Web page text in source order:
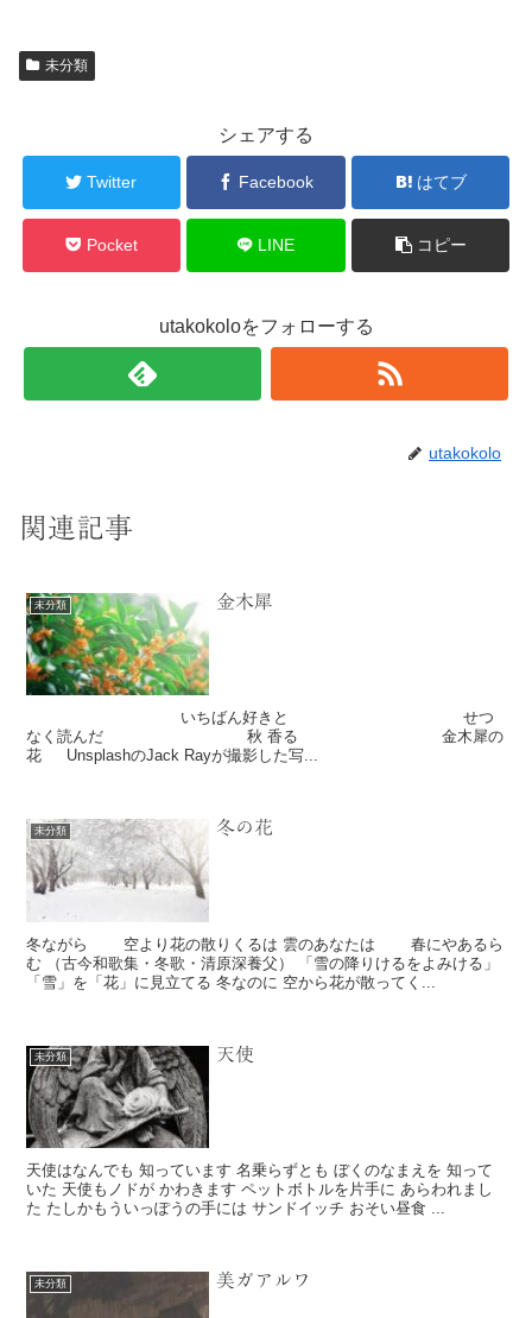
未分類
シェアする
Twitter Facebook はてブ
Pocket LINE コピー
utakokoloをフォローする
utakokolo
関連記事
未分類 金木犀
いちばん好きと せつ
なく読んだ 秋 香る 金木犀の
花 UnsplashのJack Rayが撮影した写...
未分類 冬の花
冬ながら 空より花の散りくるは 雲のあなたは 春にやあるら
む （古今和歌集・冬歌・清原深養父） 「雪の降りけるをよみける」
「雪」を「花」に見立てる 冬なのに 空から花が散ってく...
未分類 天使
天使はなんでも 知っています 名乗らずとも ぼくのなまえを 知って
いた 天使もノドが かわきます ペットボトルを片手に あらわれまし
た たしかもういっぽうの手には サンドイッチ おそい昼食 ...
未分類 美ガアルワ